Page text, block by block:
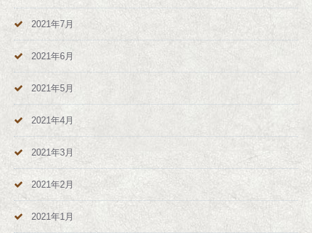
2021年7月
2021年6月
2021年5月
2021年4月
2021年3月
2021年2月
2021年1月